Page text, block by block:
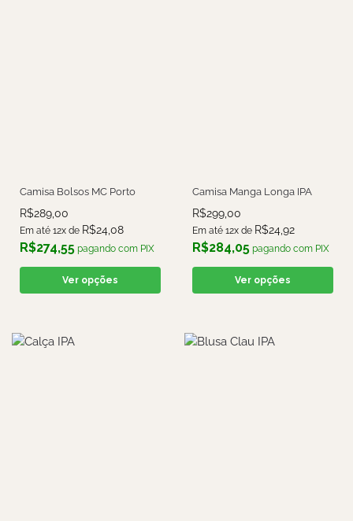
Camisa Bolsos MC Porto
R$289,00
Em até 12x de R$24,08
R$274,55 pagando com PIX
Ver opções
Camisa Manga Longa IPA
R$299,00
Em até 12x de R$24,92
R$284,05 pagando com PIX
Ver opções